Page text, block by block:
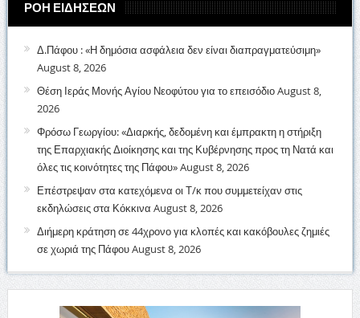
ΡΟΗ ΕΙΔΗΣΕΩΝ
Δ.Πάφου : «Η δημόσια ασφάλεια δεν είναι διαπραγματεύσιμη»
August 8, 2026
Θέση Ιεράς Μονής Αγίου Νεοφύτου για το επεισόδιοAugust 8,
2026
Φρόσω Γεωργίου: «Διαρκής, δεδομένη και έμπρακτη η στήριξη
της Επαρχιακής Διοίκησης και της Κυβέρνησης προς τη Νατά και
όλες τις κοινότητες της Πάφου»August 8, 2026
Επέστρεψαν στα κατεχόμενα οι Τ/κ που συμμετείχαν στις
εκδηλώσεις στα Κόκκινα August 8, 2026
Διήμερη κράτηση σε 44χρονο για κλοπές και κακόβουλες ζημιές
σε χωριά της ΠάφουAugust 8, 2026